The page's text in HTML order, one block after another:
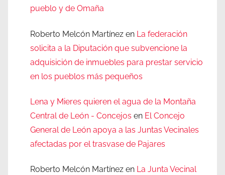
pueblo y de Omaña
Roberto Melcón Martínez en La federación
solicita a la Diputación que subvencione la
adquisición de inmuebles para prestar servicio
en los pueblos más pequeños
Lena y Mieres quieren el agua de la Montaña
Central de León - Concejos en El Concejo
General de León apoya a las Juntas Vecinales
afectadas por el trasvase de Pajares
Roberto Melcón Martínez en La Junta Vecinal